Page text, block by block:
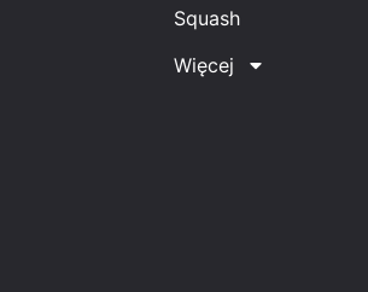
Squash
Więcej